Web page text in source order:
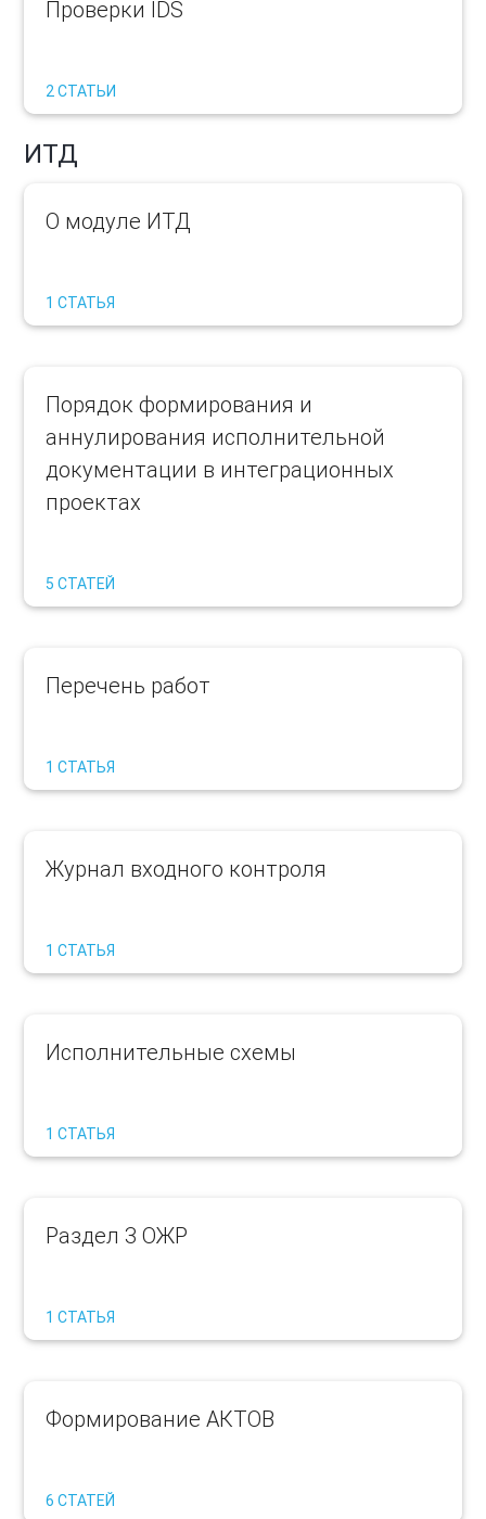
Проверки IDS
2 СТАТЬИ
ИТД
О модуле ИТД
1 СТАТЬЯ
Порядок формирования и
аннулирования исполнительной
документации в интеграционных
проектах
5 СТАТЕЙ
Перечень работ
1 СТАТЬЯ
Журнал входного контроля
1 СТАТЬЯ
Исполнительные схемы
1 СТАТЬЯ
Раздел 3 ОЖР
1 СТАТЬЯ
Формирование АКТОВ
6 СТАТЕЙ